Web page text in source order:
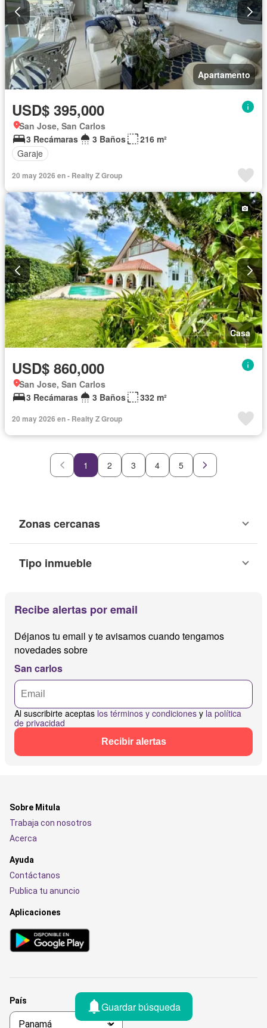
Apartamento
USD$ 395,000
San Jose, San Carlos
3 Recámaras
3 Baños
216 m²
Garaje
20 may 2026 en - Realty Z Group
Casa
USD$ 860,000
San Jose, San Carlos
3 Recámaras
3 Baños 332 m²
20 may 2026 en - Realty Z Group
1 2 3 4 5
Zonas cercanas
Tipo inmueble
Recibe alertas por email
Déjanos tu email y te avisamos cuando tengamos
novedades sobre
San carlos
Al suscribirte aceptas los términos y condiciones y la política
de privacidad
Recibir alertas
Guardar búsqueda
Sobre Mitula
Trabaja con nosotros
Acerca
Ayuda
Contáctanos
Publica tu anuncio
Aplicaciones
País